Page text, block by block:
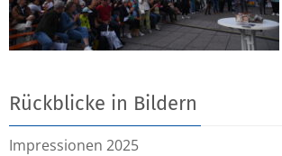
Rückblicke in Bildern
Impressionen 2025